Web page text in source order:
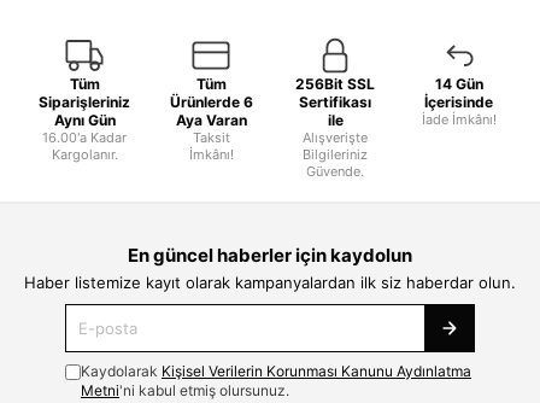
Tüm
Siparişleriniz
Aynı Gün
16.00'a Kadar
Kargolanır.
Tüm
Ürünlerde 6
Aya Varan
Taksit
İmkânı!
256Bit SSL
Sertifikası
ile
Alışverişte
Bilgileriniz
Güvende.
14 Gün
İçerisinde
İade İmkânı!
En güncel haberler için kaydolun
Haber listemize kayıt olarak kampanyalardan ilk siz haberdar olun.
Kaydolarak Kişisel Verilerin Korunması Kanunu Aydınlatma
Metni'ni kabul etmiş olursunuz.